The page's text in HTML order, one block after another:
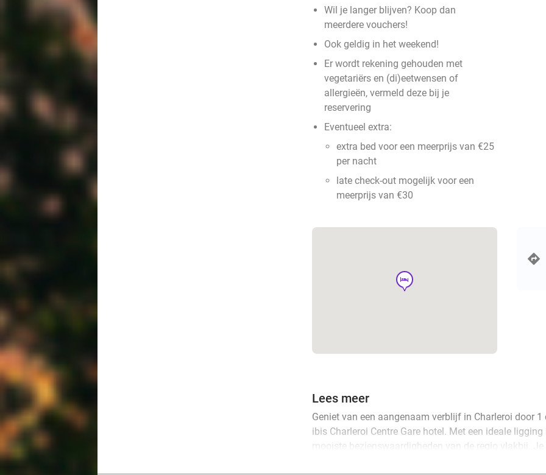
Wil je langer blijven? Koop dan
meerdere vouchers!
Ook geldig in het weekend!
Er wordt rekening gehouden met
vegetariërs en (di)eetwensen of
allergieën, vermeld deze bij je
reservering
Eventueel extra:
extra bed voor een meerprijs van €25
per nacht
late check-out mogelijk voor een
meerprijs van €30
hotel
Lees meer
Geniet van een aangenaam verblijf in Charleroi door
ibis Charleroi Centre Gare hotel. Met een ideale
mooiste bezienswaardigheden van de regio vlakbij.